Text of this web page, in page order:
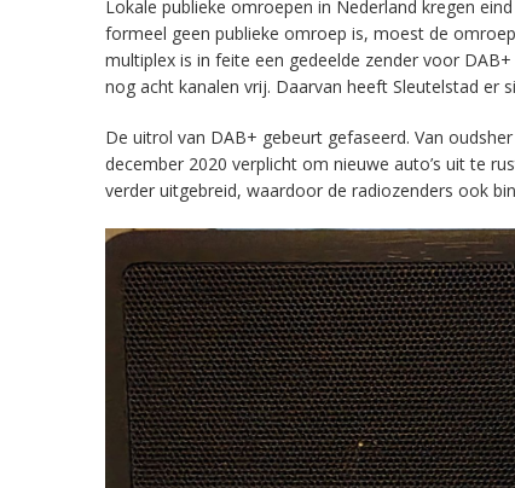
Lokale publieke omroepen in Nederland kregen
formeel geen publieke omroep is, moest de
multiplex is in feite een gedeelde zender voor
nog acht kanalen vrij. Daarvan heeft Sleutelstad er
De uitrol van DAB+ gebeurt gefaseerd. Van
december 2020 verplicht om nieuwe auto’s uit te
verder uitgebreid, waardoor de radiozenders ook